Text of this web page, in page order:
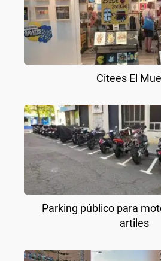
Citees El
Parking público para
artiles